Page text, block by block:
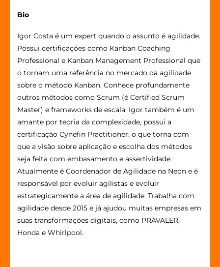
Bio
Igor Costa é um expert quando o assunto é agilidade.
Possui certificações como Kanban Coaching
Professional e Kanban Management Professional que
o tornam uma referência no mercado da agilidade
sobre o método Kanban. Conhece profundamente
outros métodos como Scrum (é Certified Scrum
Master) e frameworks de escala. Igor também é um
amante por teoria da complexidade, possui a
certificação Cynefin Practitioner, o que torna com
que a visão sobre aplicação e escolha dos métodos
seja feita com embasamento e assertividade.
Atualmente é Coordenador de Agilidade na Neon e é
responsável por evoluir agilistas e evoluir
estrategicamente a área de agilidade. Trabalha com
agilidade desde 2015 e já ajudou muitas empresas em
suas transformações digitais, como PRAVALER,
Honda e Whirlpool.